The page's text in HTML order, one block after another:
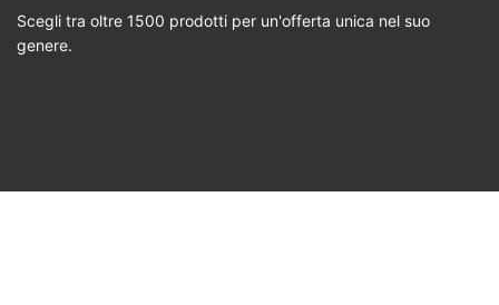
Scegli tra oltre 1500 prodotti per un'offerta unica nel suo
genere.